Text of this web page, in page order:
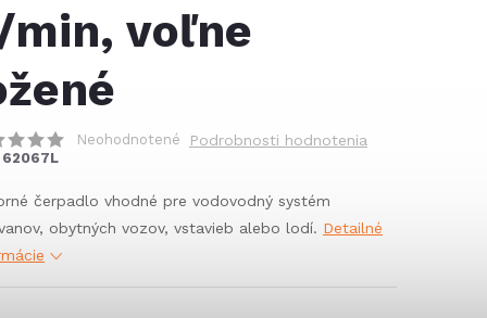
min, voľne
Neohodnotené Podrobnosti hodnotenia
62067L
čerpadlo vhodné pre vodovodný systém
obytných vozov, vstavieb alebo lodí. Detailné